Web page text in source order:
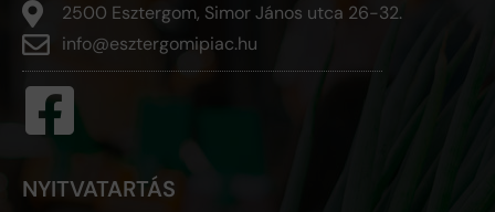
2500 Esztergom, Simor János utca 26-32.
info@esztergomipiac.hu
NYITVATARTÁS